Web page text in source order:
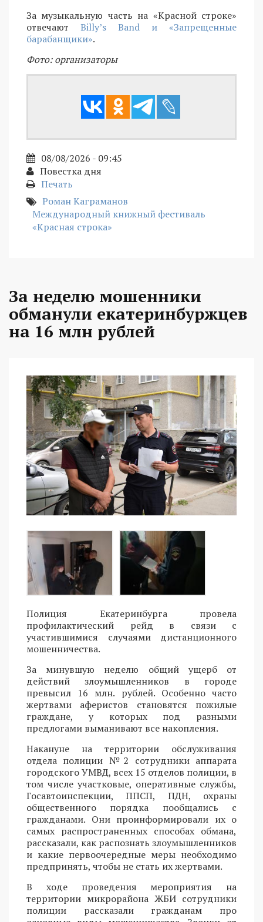
За музыкальную часть на «Красной строке»
отвечают Billy’s Band и «Запрещенные
барабанщики».
Фото: организаторы
08/08/2026 - 09:45
Повестка дня
Печать
Роман Каграманов
Международный книжный фестиваль
«Красная строка»
За неделю мошенники
обманули екатеринбуржцев
на 16 млн рублей
Полиция Екатеринбурга провела
профилактический рейд в связи с
участившимися случаями дистанционного
мошенничества.
За минувшую неделю общий ущерб от
действий злоумышленников в городе
превысил 16 млн. рублей. Особенно часто
жертвами аферистов становятся пожилые
граждане, у которых под разными
предлогами выманивают все накопления.
Накануне на территории обслуживания
отдела полиции №2 сотрудники аппарата
городского УМВД, всех 15 отделов полиции, в
том числе участковые, оперативные службы,
Госавтоинспекции, ППСП, ПДН, охраны
общественного порядка пообщались с
гражданами. Они проинформировали их о
самых распространенных способах обмана,
рассказали, как распознать злоумышленников
и какие первоочередные меры необходимо
предпринять, чтобы не стать их жертвами.
В ходе проведения мероприятия на
территории микрорайона ЖБИ сотрудники
полиции рассказали гражданам про